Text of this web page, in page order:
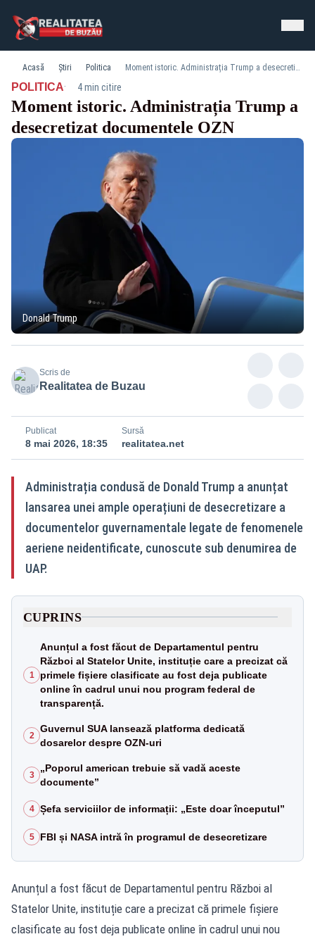
Acasă Știri Politica Moment istoric. Administrația Trump a desecretizat documentele OZN
POLITICA· 4 min citire
Moment istoric. Administrația Trump a
desecretizat documentele OZN
Donald Trump
Scris de
Realitatea de Buzau
Publicat
8 mai 2026, 18:35
Sursă
realitatea.net
Administrația condusă de Donald Trump a anunțat
lansarea unei ample operațiuni de desecretizare a
documentelor guvernamentale legate de fenomenele
aeriene neidentificate, cunoscute sub denumirea de
UAP.
CUPRINS
1
Anunțul a fost făcut de Departamentul pentru
Război al Statelor Unite, instituție care a precizat că
primele fișiere clasificate au fost deja publicate
online în cadrul unui nou program federal de
transparență.
2
Guvernul SUA lansează platforma dedicată
dosarelor despre OZN-uri
3
„Poporul american trebuie să vadă aceste
documente”
4 Șefa serviciilor de informații: „Este doar începutul”
5 FBI și NASA intră în programul de desecretizare
Anunțul a fost făcut de Departamentul pentru Război al
Statelor Unite, instituție care a precizat că primele fișiere
clasificate au fost deja publicate online în cadrul unui nou